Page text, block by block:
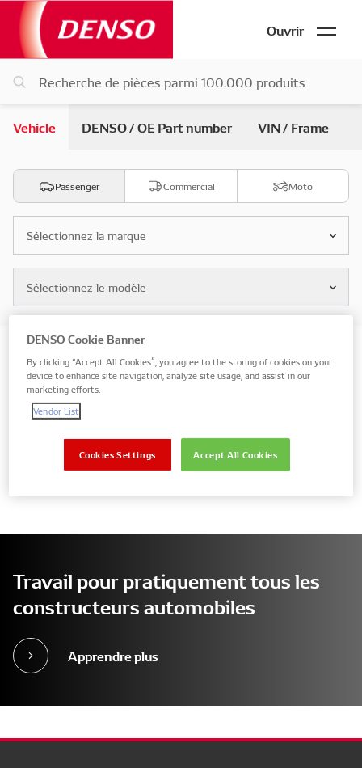
Ouvrir
Vehicle DENSO / OE Part number VIN / Frame
Passenger Commercial Moto
Sélectionnez la marque
Sélectionnez le modèle
Search by vehicle pièces
Afficher uniquement les pièces pour votre
No results
Travail pour pratiquement tous les
constructeurs automobiles
Apprendre plus
DENSO Cookie Banner
By clicking “Accept All Cookies”, you agree to the storing of cookies on your
device to enhance site navigation, analyze site usage, and assist in our
marketing efforts.
Vendor List
Accept All Cookies
Cookies Settings